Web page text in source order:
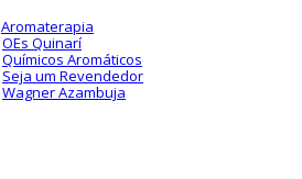
Aromaterapia
OEs Quinarí
Químicos Aromáticos
Seja um Revendedor
Wagner Azambuja